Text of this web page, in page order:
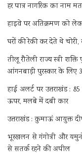
हर पात्र नागरिक का नाम
हाइवे पर अतिक्रमण को
घरों की रेकी कर देते थे
तीलू रौतेली राज्य स्त्री
आंगनबाड़ी पुरस्कार के लिए
हाई अलर्ट पर उत्तराखंड
ऊपर, मलबे में दबी कार
उत्तराखंड : कुमाऊं आयुक्त
भूस्खलन से गंगोत्री और
से सतर्क रहने की अपील